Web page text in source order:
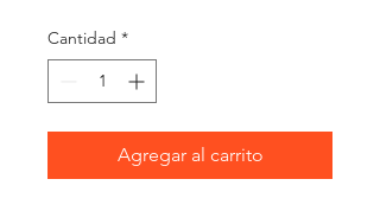
Cantidad *
Agregar al carrito